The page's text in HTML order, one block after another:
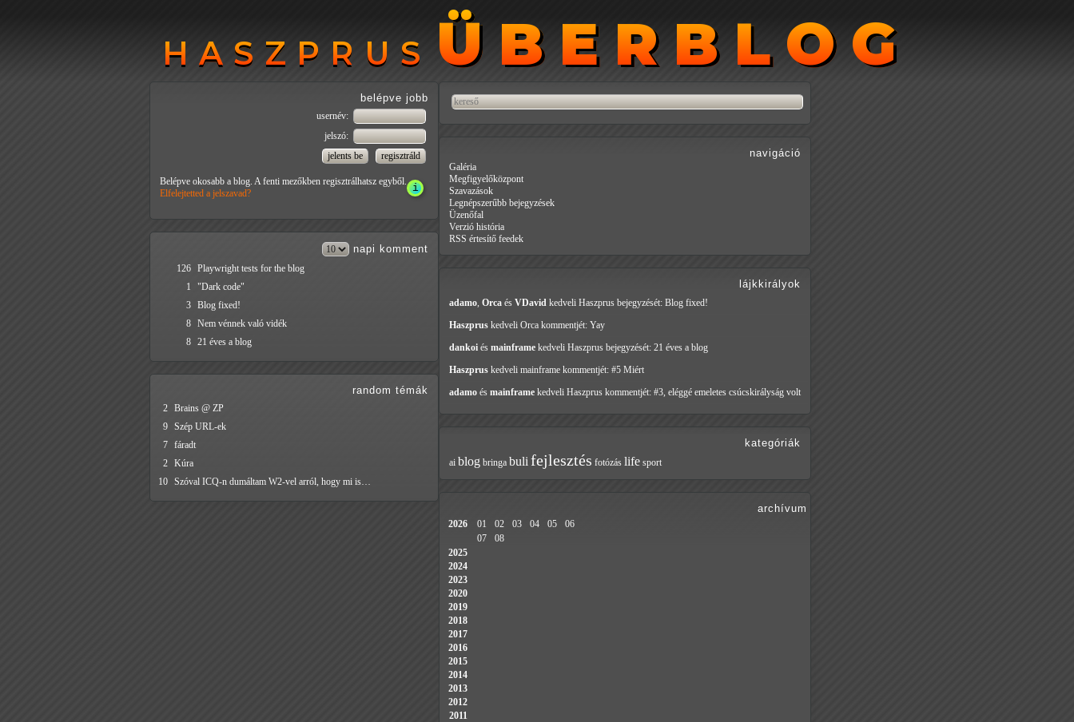
HASZPRUS ÜBERBLOG
HASZPRUS ÜBERBLOG
belépve jobb
usernév:
jelszó:
Belépve okosabb a blog. A fenti mezőkben regisztrálhatsz egyből.
Elfelejtetted a jelszavad?
napi komment
126 Playwright tests for the blog
1
"Dark code"
3 Blog fixed!
8 Nem vénnek való vidék
8 21 éves a blog
random témák
2 Brains @ ZP
9 Szép URL-ek
7 fáradt
2 Kúra
10 Szóval ICQ-n dumáltam W2-vel arról, hogy mi is…
navigáció
Galéria
Megfigyelőközpont
Szavazások
Legnépszerűbb bejegyzések
Üzenőfal
Verzió história
RSS értesítő feedek
lájkkirályok
adamo, Orca és VDavid kedveli Haszprus bejegyzését: Blog fixed!
Haszprus kedveli Orca kommentjét: Yay
dankoi és mainframe kedveli Haszprus bejegyzését: 21 éves a blog
Haszprus kedveli mainframe kommentjét: #5 Miért
adamo és mainframe kedveli Haszprus kommentjét: #3, eléggé emeletes csúcskirályság volt
kategóriák
ai blog bringa buli fejlesztés fotózás life sport
archívum
2026 01 02 03 04 05
06
07
08
2025
2024
2023
2020
2019
2018
2017
2016
2015
2014
2013
2012
2011